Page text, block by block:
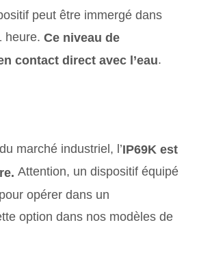
peut être immergé dans
heure. Ce niveau de
contact direct avec l’eau.
marché industriel, l’IP69K est
Attention, un dispositif équipé
opérer dans un
option dans nos modèles de